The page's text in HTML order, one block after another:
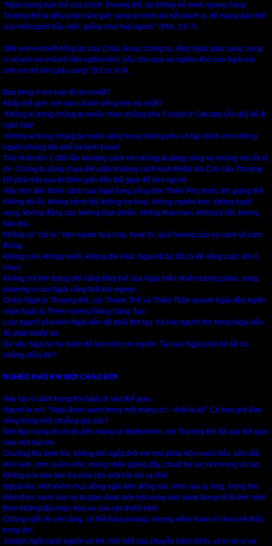
“Ngài mang bản thể của chính Thượng Đế, lại không kể mình ngang hàng
Thượng Đế là điều phải nắm giữ; song tự mình bỏ hết danh vị, để mang bản thể
của một người hầu việc, giống như loài người.”(Phil. 2:6-7)
“Bởi anh em biết hồng ân của Chúa Jesus chúng ta, rằng Ngài giàu sang, song
vì cớ anh em mà trở nên nghèo khó, hầu cho qua sự nghèo khó của Ngài mà
anh em trở nên giàu sang”(II Cor. 8-9).
Bạn từng ở nơi nào tồi tàn nhất?
Khắp thế giới, nơi nào có đời sống hèn hạ nhất?
Không ai trong chúng ta muốn chọn những khu ổ chuột ở Calcutta (Ấn độ) để đi
nghỉ mát!
Không ai trong chúng ta muốn sống trong những khu cô lập dành cho những
người phung tàn phế và bịnh hoạn!
Thử nhân lên 1.000 lần khoảng cách nơi chúng ta đang sống và những nơi tồi tệ
đó. Chúng ta cũng chưa đến gần khoảng cách kinh khiếp mà Con của Thượng
Đế phải trải qua từ thiên giới đến thế gian để làm người.
Hãy nhớ đến thiên cảnh của Ngài từng sống bên Thiên Phụ trước khi giáng thế.
Không tội lỗi, không bệnh tật, không hư hoại, không nghèo khó, không tuyệt
vọng, không đắng cay, không than phiền, không tham lam, không tù tội, không
hận thù,...
Không có “cái ta.” Mọi người hoà hợp, hoan hỉ, quê hương của nụ cười và cảm
thông.
Không ruồi, không muỗi, không đói khát. Ngài đã bỏ tất cả để sống cuộc đời ô
nhục!
Không chỉ tình trạng đời sống tổng thể của Ngài hiển nhiên tương phản, song
phương vị của Ngài cũng thật trái ngược.
Chính Ngài là Thượng Đế, các Thánh Thể và Thiên Thần quanh Ngài đều tuyên
nhận Ngài là Thiên Vương Đấng Sáng Tạo.
Loài người yêu kính Ngài đến độ phải thờ lạy. Và loài người tôn trọng Ngài đến
độ phải khiếp sợ.
Dù vậy, Ngài tự hạ mình để làm một con người. Tại sao Ngài phải bỏ tất cả
những điều đó?
NGHÈO KHÓ KHI MỚI CHÀO ĐỜI
Hãy lưu ý cảnh trạng khi Ngài đi vào thế gian.
Người ta nói: “Ngài được sanh trong một máng cỏ – thật lạ kỳ!” Có bao giờ Bạn
sống trong một chuồng gia súc?
Mời Bạn cùng đi với tôi đến máng cỏ Bethlehem, nơi Thượng Đế đã vào thế gian
như một hài nhi.
Chuồng thú tanh hôi, không khí ngộp thở với mùi phân trộn nước tiểu, nền đất
khô lạnh, rơm rạ ẩm mốc, màng nhện giăng đầy, chuột bọ rúc rích trong cỏ rác...
Không nơi nào hèn hạ hơn cho một hài nhi ra đời!
Ngoài kia, một nhóm mục đồng ngồi bên đống lửa, nhìn vào lạ lùng, hứng thú.
Đêm thức canh của họ bị gián đoạn bởi một vùng ánh sáng bùng nổ từ trời, kèm
theo những tấu nhạc hòa ca của các thiên binh.
Chúng ngồi đó yên lặng, có thể bàng hoàng, nhưng niềm hoan hỉ chưa hề thấy
trong đời.
Joseph ngồi cạnh người vợ trẻ, mõi mệt sau chuyến hành trình, và lo sợ vì sự